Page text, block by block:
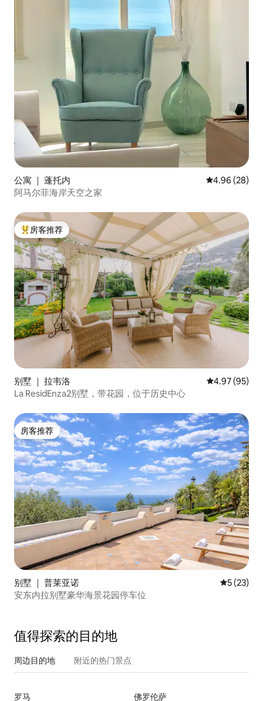
公寓 ｜ 蓬托内 平均评分 4.96
4.96 (28)
阿马尔菲海岸天空之家
热门「房客推荐」
房客推荐
别墅 ｜ 拉韦洛 平均评分
4.97 (95)
La ResidEnza2别墅，带花园，位于历史中心
房客推荐
房客推荐
别墅 ｜ 普莱亚诺 平均评分
5 (23)
安东内拉别墅豪华海景花园停车位
值得探索的目的地
周边目的地 附近的热门景点
罗马 佛罗伦萨